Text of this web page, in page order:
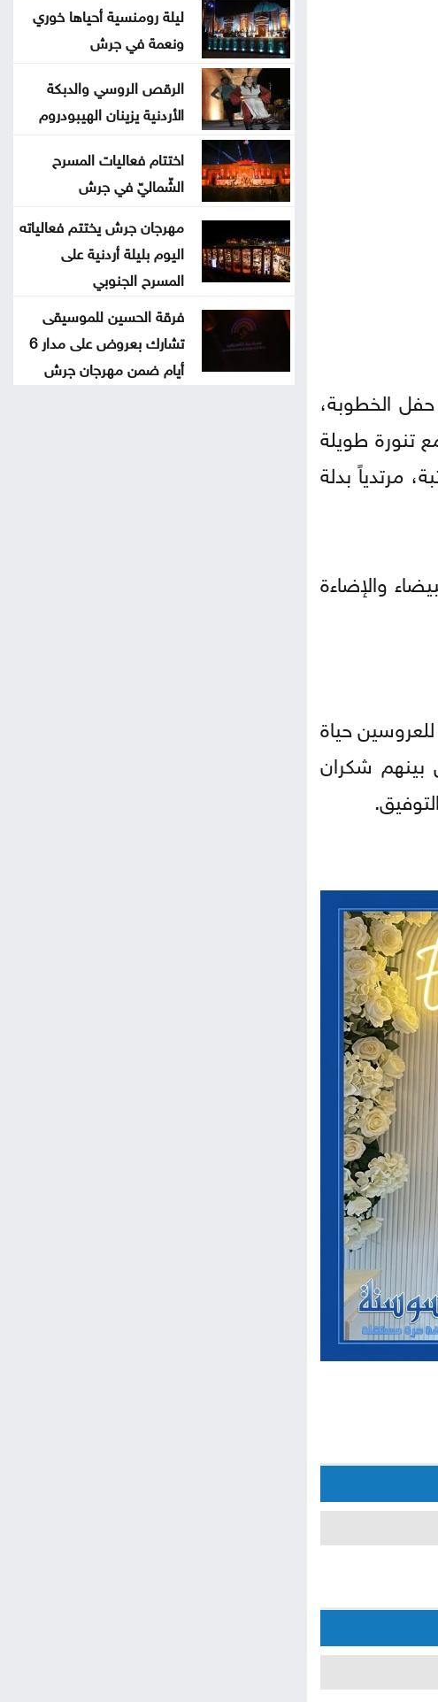
الخطوبة،
تنورة طويلة
مرتدياً بدلة
والإضاءة
حياة
بينهم شكران
ليلة رومنسية أحياها خوري
ونعمة في جرش
الرقص الروسي والدبكة
الأردنية يزينان الهيبودروم
اختتام فعاليات المسرح
الشّماليّ في جرش
مهرجان جرش يختتم فعالياته
اليوم بليلة أردنية على
المسرح الجنوبي
فرقة الحسين للموسيقى
تشارك بعروض على مدار 6
أيام ضمن مهرجان جرش